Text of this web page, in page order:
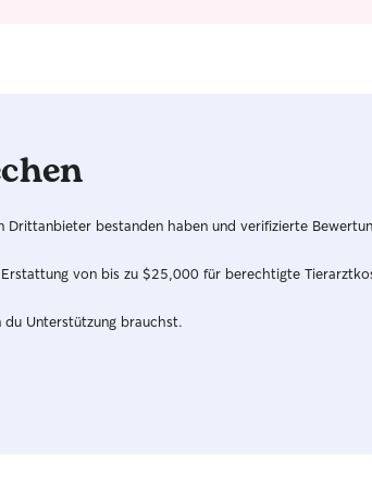
Drittanbieter bestanden haben und verifizierte
von bis zu $25,000 für berechtigte
Unterstützung brauchst.